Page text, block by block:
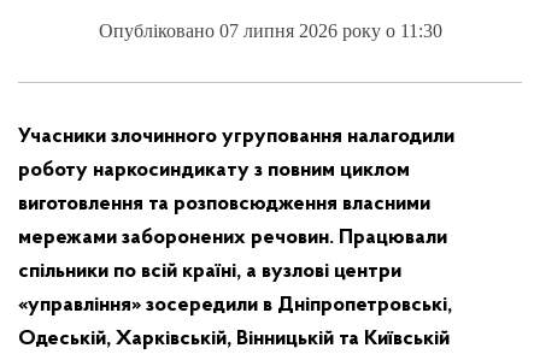
Опубліковано 07 липня 2026 року о 11:30
Учасники злочинного угруповання налагодили
роботу наркосиндикату з повним циклом
виготовлення та розповсюдження власними
мережами заборонених речовин. Працювали
спільники по всій країні, а вузлові центри
«управління» зосередили в Дніпропетровські,
Одеській, Харківській, Вінницькій та Київській